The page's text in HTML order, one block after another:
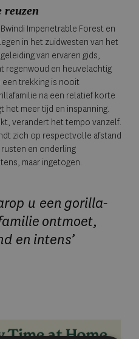
reuzen
Impenetrable Forest en
in het zuidwesten van het
van ervaren gids,
regenwoud en heuvelachtig
trekking is nooit
na een relatief korte
het meer tijd en inspanning.
verandert het tempo vanzelf.
zich op respectvolle afstand
en onderling
maar ingetogen.
u een gorilla-
ontmoet,
en intens’